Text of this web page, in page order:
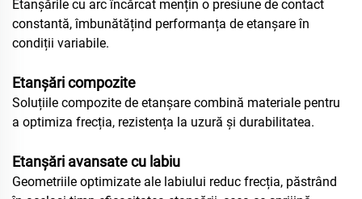
Etanșările cu arc încărcat mențin o presiune de contact
constantă, îmbunătățind performanța de etanșare în
condiții variabile.
Etanșări compozite
Soluțiile compozite de etanșare combină materiale pentru
a optimiza frecția, rezistența la uzură și durabilitatea.
Etanșări avansate cu labiu
Geometriile optimizate ale labiului reduc frecția, păstrând